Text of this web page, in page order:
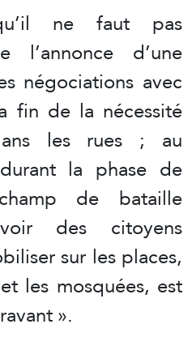
ne faut pas
l’annonce d’une
négociations avec
fin de la nécessité
les rues ; au
la phase de
de bataille
des citoyens
sur les places,
les mosquées, est
».